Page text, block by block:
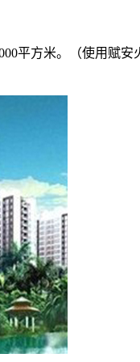
平方米。（使用赋安